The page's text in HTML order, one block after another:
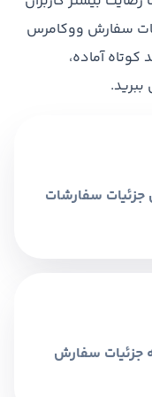
سفارش ووکامرس
آماده،
ببرید.
سفارشات
آدرس ارسال
جزئیات سفارش